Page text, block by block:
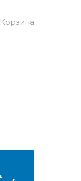
Корзина